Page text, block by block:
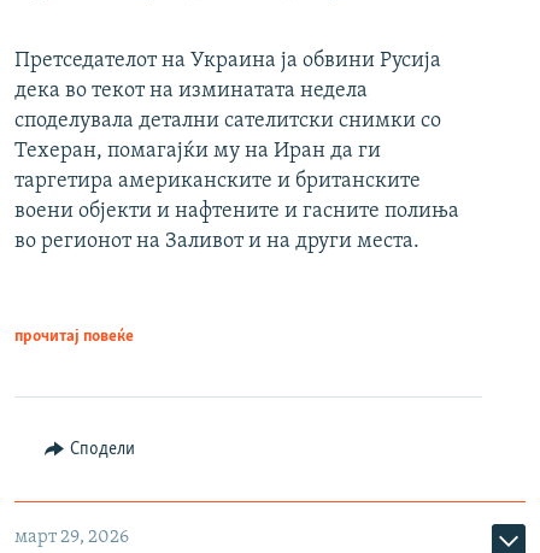
Претседателот на Украина ја обвини Русија
дека во текот на изминатата недела
споделувала детални сателитски снимки со
Техеран, помагајќи му на Иран да ги
таргетира американските и британските
воени објекти и нафтените и гасните полиња
во регионот на Заливот и на други места.
прочитај повеќе
Сподели
март 29, 2026